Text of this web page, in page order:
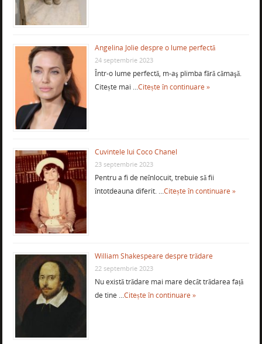
Angelina Jolie despre o lume perfectă
24 septembrie 2023
Într-o lume perfectă, m-aş plimba fără cămaşă.
Citește mai …Citește în continuare »
Cuvintele lui Coco Chanel
23 septembrie 2023
Pentru a fi de neînlocuit, trebuie să fii
întotdeauna diferit. …Citește în continuare »
William Shakespeare despre trădare
22 septembrie 2023
Nu există trădare mai mare decât trădarea față
de tine …Citește în continuare »